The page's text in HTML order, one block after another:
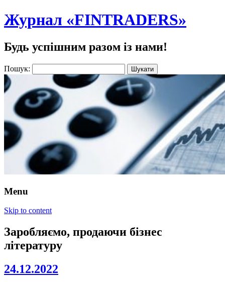
Журнал «FINTRADERS»
Будь успішним разом із нами!
Пошук:
Menu
Skip to content
Заробляємо, продаючи бізнес
літературу
24.12.2022